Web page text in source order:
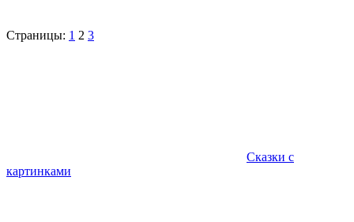
Страницы: 1 2 3
Сказки с
картинками